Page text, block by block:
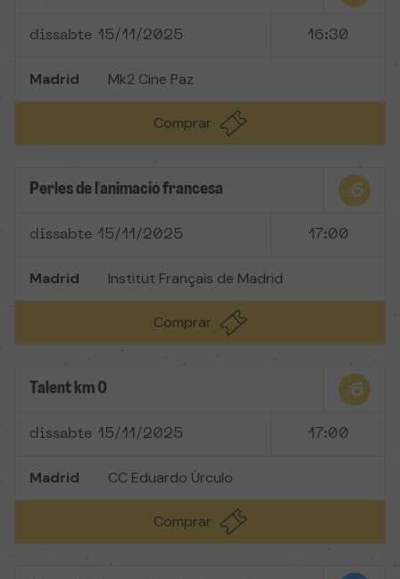
dissabte 15/11/2025 16:30
Madrid Mk2 Cine Paz
Comprar
Perles de l'animació francesa
dissabte 15/11/2025 17:00
Madrid Institut Français de Madrid
Comprar
Talent km 0
dissabte 15/11/2025 17:00
Madrid CC Eduardo Úrculo
Comprar